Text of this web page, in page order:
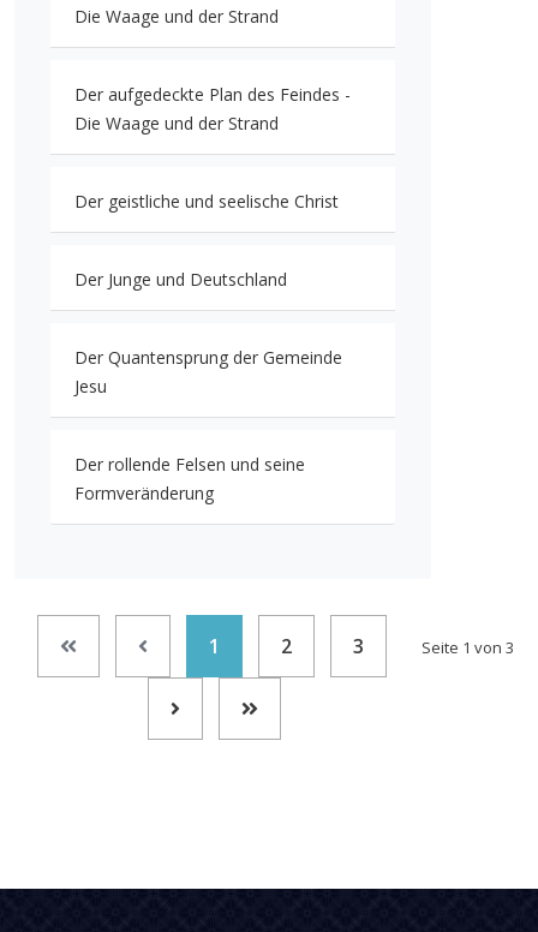
Die Waage und der Strand
Der aufgedeckte Plan des Feindes -
Die Waage und der Strand
Der geistliche und seelische Christ
Der Junge und Deutschland
Der Quantensprung der Gemeinde
Jesu
Der rollende Felsen und seine
Formveränderung
Seite 1 von 3
1 2 3